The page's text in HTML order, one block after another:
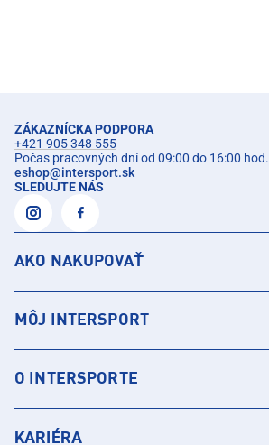
ZÁKAZNÍCKA PODPORA
+421 905 348 555
Počas pracovných dní od 09:00 do 16:00 hod.
eshop@intersport.sk
SLEDUJTE NÁS
AKO NAKUPOVAŤ
MÔJ INTERSPORT
O INTERSPORTE
KARIÉRA